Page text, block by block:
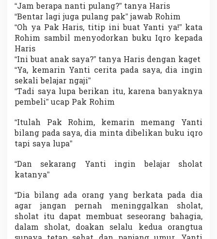
“Jam berapa nanti pulang?” tanya Haris
“Bentar lagi juga pulang pak” jawab Rohim
“Oh ya Pak Haris, titip ini buat Yanti ya!” kata
Rohim sambil menyodorkan buku Iqro kepada
Haris
“Ini buat anak saya?” tanya Haris dengan kaget
“Ya, kemarin Yanti cerita pada saya, dia ingin
sekali belajar ngaji”
“Tadi saya lupa berikan itu, karena banyaknya
pembeli” ucap Pak Rohim
“Itulah Pak Rohim, kemarin memang Yanti
bilang pada saya, dia minta dibelikan buku iqro
tapi saya lupa”
“Dan sekarang Yanti ingin belajar sholat
katanya”
“Dia bilang ada orang yang berkata pada dia
agar jangan pernah meninggalkan sholat,
sholat itu dapat membuat seseorang bahagia,
dalam sholat, doakan selalu kedua orangtua